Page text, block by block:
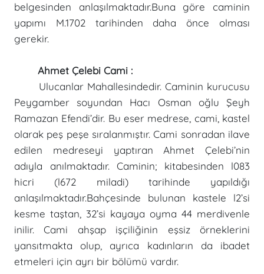
belgesinden anlaşılmaktadır.Buna göre caminin
yapımı M.1702 tarihinden daha önce olması
gerekir.
Ahmet Çelebi Cami :
Ulucanlar Mahallesindedir. Caminin kurucusu
Peygamber soyundan Hacı Osman oğlu Şeyh
Ramazan Efendi’dir. Bu eser medrese, cami, kastel
olarak peş peşe sıralanmıştır. Cami sonradan ilave
edilen medreseyi yaptıran Ahmet Çelebi’nin
adıyla anılmaktadır. Caminin; kitabesinden l083
hicri (l672 miladi) tarihinde yapıldığı
anlaşılmaktadır.Bahçesinde bulunan kastele l2’si
kesme taştan, 32’si kayaya oyma 44 merdivenle
inilir. Cami ahşap işçiliğinin eşsiz örneklerini
yansıtmakta olup, ayrıca kadınların da ibadet
etmeleri için ayrı bir bölümü vardır.